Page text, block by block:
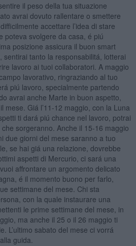
il peso della tua situazione
avrai dovuto rallentare o smettere
accettare l’idea di stare
poteva svolgere da casa, é piú
posizione assicura il buon smart
sentirai tanto la responsabilitá, lotterai
lavoro ai tuoi collaboratori. A maggio
lavorativo, ringraziando al tuo
piú lavoro, specialmente partendo
avrai anche Marte in buon aspetto,
mese. Giá l’11-12 maggio, con la Luna
ti dará piú chance nel lavoro, potrai
sorgeranno. Anche il 15-16 maggio
due giorni del mese saranno a tuo
se hai giá una relazione, dovrebbe
aspetti di Mercurio, ci sará una
affrontare un argomento delicato
é il momento buono per farlo,
settimane del mese. Chi sta
con la quale instaurare una
le prime settimane del mese, in
ma anche il 25 o il 26 maggio ti
L’ultimo sabato del mese ci vorrá
guida.